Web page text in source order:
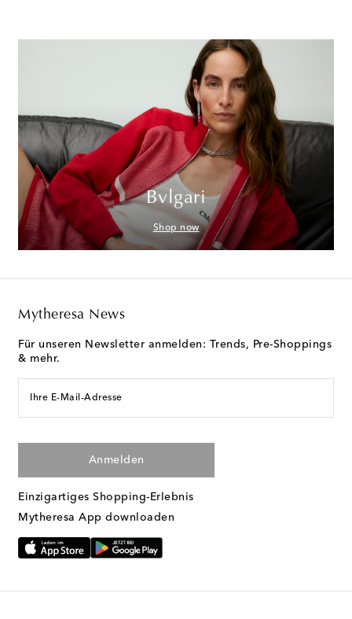
Bvlgari
Shop now
Mytheresa News
Für unseren Newsletter anmelden: Trends, Pre-Shoppings
& mehr.
Ihre E-Mail-Adresse
Anmelden
Einzigartiges Shopping-Erlebnis
Mytheresa App downloaden